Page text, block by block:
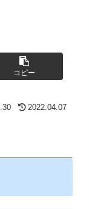
コピー
2022.04.07